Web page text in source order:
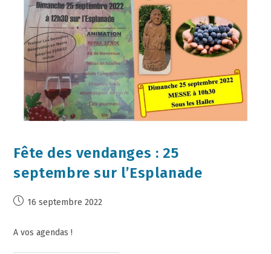
Fête des vendanges : 25
septembre sur l’Esplanade
16 septembre 2022
A vos agendas !